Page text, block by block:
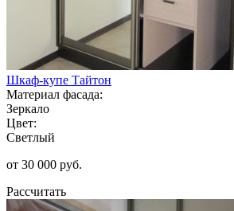
Шкаф-купе Тайтон
Материал фасада:
Зеркало
Цвет:
Светлый
от 30 000 руб.
Рассчитать